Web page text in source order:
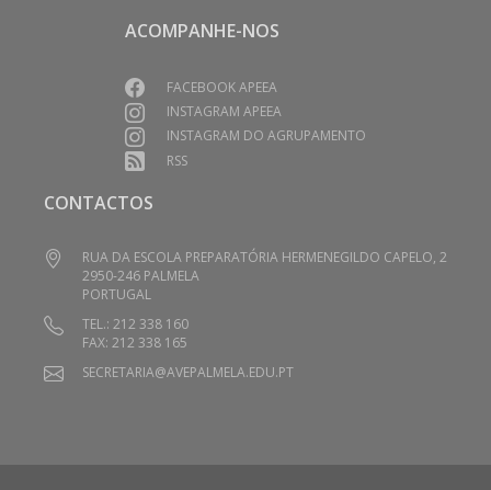
ACOMPANHE-NOS
FACEBOOK APEEA
INSTAGRAM APEEA
INSTAGRAM DO AGRUPAMENTO
RSS
CONTACTOS
RUA DA ESCOLA PREPARATÓRIA HERMENEGILDO CAPELO, 2
2950-246 PALMELA
PORTUGAL
TEL.: 212 338 160
FAX: 212 338 165
SECRETARIA@AVEPALMELA.EDU.PT